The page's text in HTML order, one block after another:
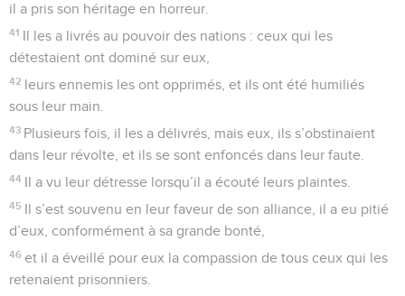
il a pris son héritage en horreur.
41 Il les a livrés au pouvoir des nations : ceux qui les
détestaient ont dominé sur eux,
42 leurs ennemis les ont opprimés, et ils ont été humiliés
sous leur main.
43 Plusieurs fois, il les a délivrés, mais eux, ils s’obstinaient
dans leur révolte, et ils se sont enfoncés dans leur faute.
44 Il a vu leur détresse lorsqu’il a écouté leurs plaintes.
45 Il s’est souvenu en leur faveur de son alliance, il a eu pitié
d’eux, conformément à sa grande bonté,
46 et il a éveillé pour eux la compassion de tous ceux qui les
retenaient prisonniers.